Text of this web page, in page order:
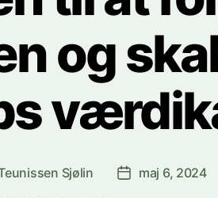
og
Sjølin Indlægsdato
maj 6, 2024